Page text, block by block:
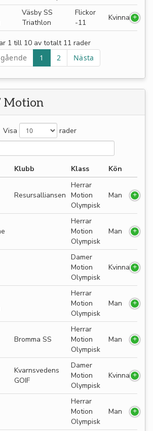
Väsby SS
Triathlon
Flickor
-11
Kvinna
1 till 10 av totalt 11 rader
1 2 Nästa
Motion
Visa
rader
Klubb Klass Kön
Resursalliansen
Herrar
Motion
Olympisk
Man
Herrar
Motion
Olympisk
Man
Damer
Motion
Olympisk
Kvinna
Herrar
Motion
Olympisk
Man
Bromma SS
Herrar
Motion
Olympisk
Man
Kvarnsvedens
GOIF
Damer
Motion
Olympisk
Kvinna
Herrar
Motion
Olympisk
Man